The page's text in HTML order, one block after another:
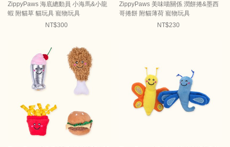
ZippyPaws 海底總動員 小海馬&小龍
蝦 附貓草 貓玩具 寵物玩具
NT$300
ZippyPaws 美味喵關係 潤餅捲&墨西
哥捲餅 附貓薄荷 寵物玩具
NT$230